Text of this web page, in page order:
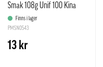
Smak 108g Unif 100 Kina
Finns i lager
PMSN0543
13 kr